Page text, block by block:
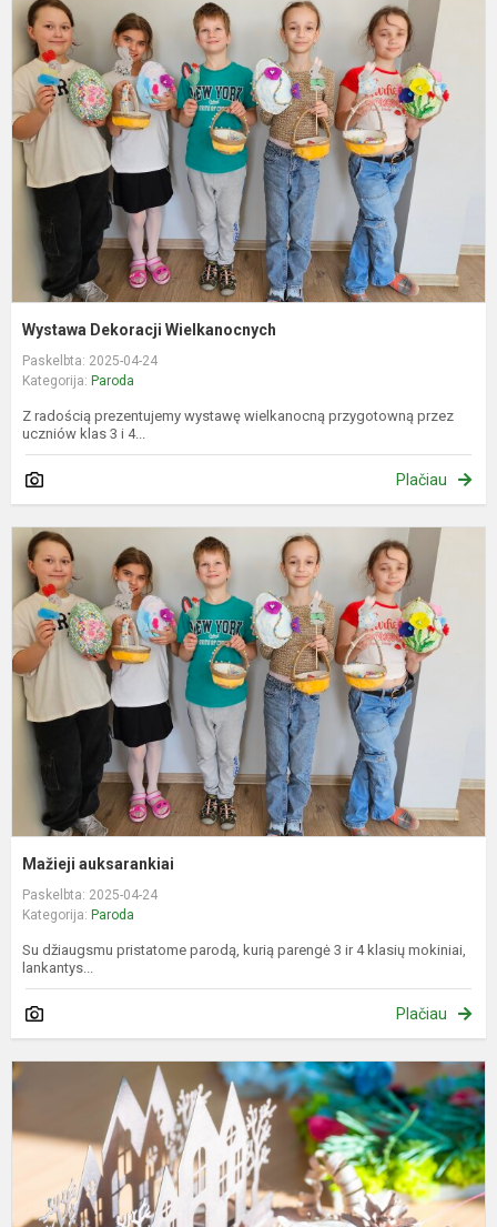
Wystawa Dekoracji Wielkanocnych
Paskelbta: 2025-04-24
Kategorija: Paroda
Z radością prezentujemy wystawę wielkanocną przygotowną przez
uczniów klas 3 i 4...
Plačiau
Mažieji auksarankiai
Paskelbta: 2025-04-24
Kategorija: Paroda
Su džiaugsmu pristatome parodą, kurią parengė 3 ir 4 klasių mokiniai,
lankantys...
Plačiau